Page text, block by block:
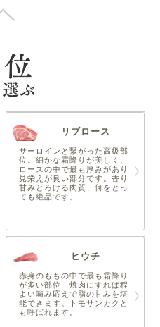
リブロース
サーロインと繋がった高級部
位。細かな霜降りが美しく、
ロースの中で最も厚みがあり
見栄えが良い部分です。香り
甘みとろける肉質、何をとっ
ても絶品です。
ヒウチ
赤身のももの中で最も霜降り
が多い部位 焼肉にすれば程
よい噛み応えで脂の甘みを堪
能できます。トモサンカクと
も呼ばれます。